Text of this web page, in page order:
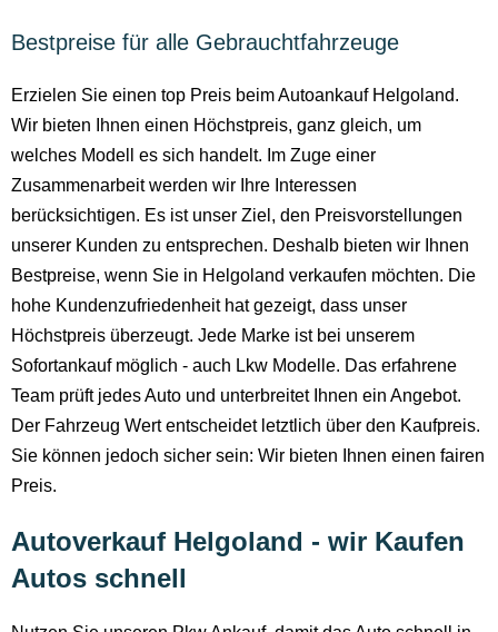
Bestpreise für alle Gebrauchtfahrzeuge
Erzielen Sie einen top Preis beim Autoankauf Helgoland.
Wir bieten Ihnen einen Höchstpreis, ganz gleich, um
welches Modell es sich handelt. Im Zuge einer
Zusammenarbeit werden wir Ihre Interessen
berücksichtigen. Es ist unser Ziel, den Preisvorstellungen
unserer Kunden zu entsprechen. Deshalb bieten wir Ihnen
Bestpreise, wenn Sie in Helgoland verkaufen möchten. Die
hohe Kundenzufriedenheit hat gezeigt, dass unser
Höchstpreis überzeugt. Jede Marke ist bei unserem
Sofortankauf möglich - auch Lkw Modelle. Das erfahrene
Team prüft jedes Auto und unterbreitet Ihnen ein Angebot.
Der Fahrzeug Wert entscheidet letztlich über den Kaufpreis.
Sie können jedoch sicher sein: Wir bieten Ihnen einen fairen
Preis.
Autoverkauf Helgoland - wir Kaufen
Autos schnell